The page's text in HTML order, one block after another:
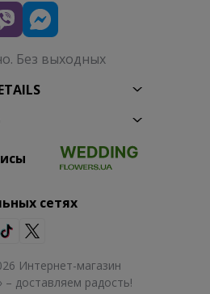
Без выходных
сетях
Интернет-магазин
– доставляем радость!